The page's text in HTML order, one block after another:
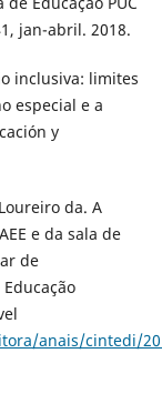
jan-abril. 2018.
inclusiva: limites
especial e a
y
da. A
e da sala de
de
anais/cintedi/